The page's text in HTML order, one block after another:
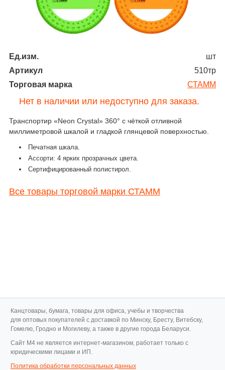
Ед.изм.
шт
Артикул
510тр
Торговая марка
СТАММ
Нет в наличии или недоступно для заказа.
Транспортир «Neon Crystal» 360° с чёткой отливной
миллиметровой шкалой и гладкой глянцевой поверхностью.
Печатная шкала.
Ассорти: 4 ярких прозрачных цвета.
Сертифицированный полистирол.
Все товары торговой марки СТАММ
Канцтовары, бумага, товары для офиса, учебы и творчества
для оптовых покупателей с доставкой по Минску, Бресту, Витебску,
Гомелю, Гродно и Могилеву, а также в другие города Беларуси.
Cайт M4 не является интернет-магазином, работает только с
юридическими лицами и ИП.
Политика обработки персональных данных